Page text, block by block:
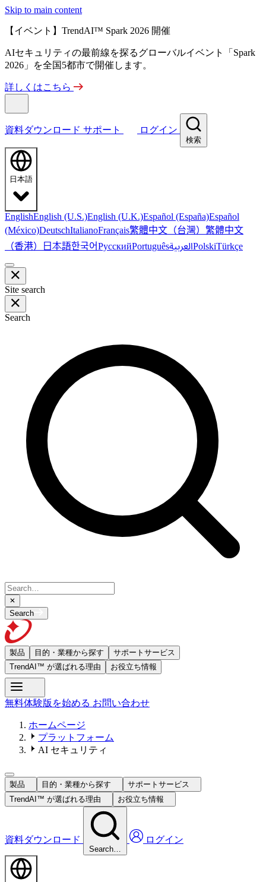
Skip to main content
【イベント】TrendAI™ Spark 2026 開催
AIセキュリティの最前線を探るグローバルイベント「Spark
2026」を全国5都市で開催します。
詳しくはこちら
資料ダウンロード サポート ログイン
検索
日本語
EnglishEnglish (U.S.)English (U.K.)Español (España)Español
(México)DeutschItalianoFrançais繁體中文（台灣） 繁體中文
（香港） 日本語한국어РусскийPortuguêsالعربيةPolskiTürkçe
Site search
Search
Search
製品 目的・業種から探す
サポートサービス
TrendAI™ が選ばれる理由
お役立ち情報
無料体験版を始める お問い合わせ
ホームページ
プラットフォーム
AI セキュリティ
製品 目的・業種から探す
サポートサービス
TrendAI™ が選ばれる理由
お役立ち情報
資料ダウンロード
Search…
ログイン